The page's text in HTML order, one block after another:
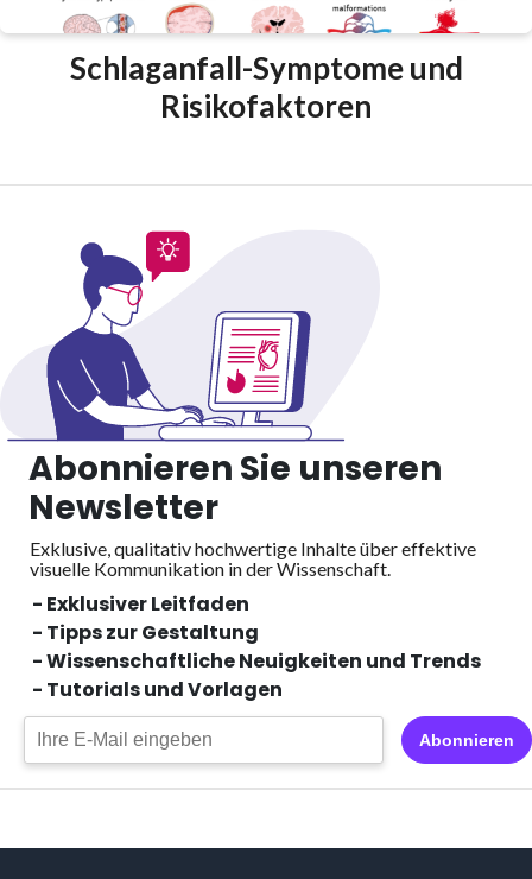
Schlaganfall-Symptome und
Risikofaktoren
Abonnieren Sie unseren
Newsletter
Exklusive, qualitativ hochwertige Inhalte über effektive
visuelle Kommunikation in der Wissenschaft.
- Exklusiver Leitfaden
- Tipps zur Gestaltung
- Wissenschaftliche Neuigkeiten und Trends
- Tutorials und Vorlagen
Abonnieren